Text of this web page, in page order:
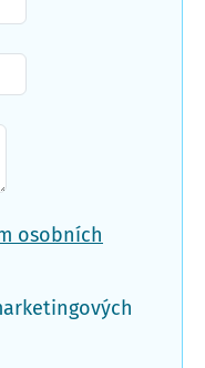
osobních